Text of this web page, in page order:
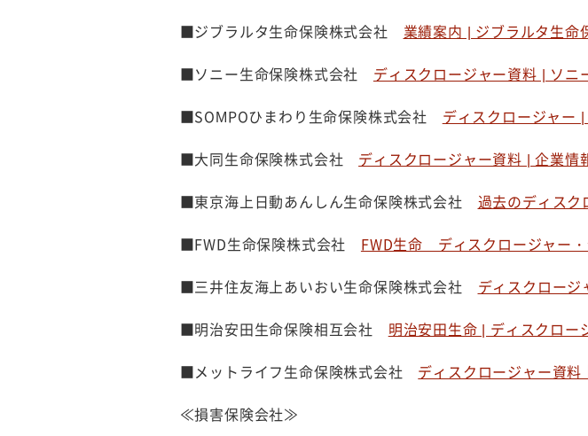
■ジブラルタ生命保険株式会社 業績案内 | ジブラルタ生
■ソニー生命保険株式会社 ディスクロージャー資料 | ソ
■SOMPOひまわり生命保険株式会社 ディスクロージャ
■大同生命保険株式会社 ディスクロージャー資料 | 企業
■東京海上日動あんしん生命保険株式会社 過去のディス
■FWD生命保険株式会社 FWD生命 ディスクロージャー
■三井住友海上あいおい生命保険株式会社 ディスクロー
■明治安田生命保険相互会社 明治安田生命 | ディスクロ
■メットライフ生命保険株式会社 ディスクロージャー資
≪損害保険会社≫